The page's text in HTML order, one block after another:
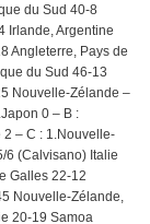
du Sud 40-8
Irlande, Argentine
Angleterre, Pays de
du Sud 46-13
Nouvelle-Zélande –
0 – B :
– C : 1. Nouvelle-
6 (Calvisano) Italie
Galles 22-12
Nouvelle-Zélande,
20-19 Samoa